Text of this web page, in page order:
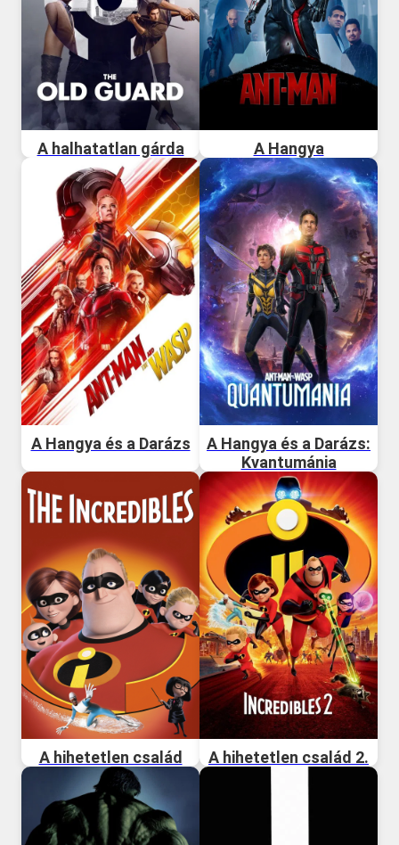
A halhatatlan gárda A Hangya
A Hangya és a Darázs
A Hangya és a Darázs:
Kvantumánia
A hihetetlen család A hihetetlen család 2.